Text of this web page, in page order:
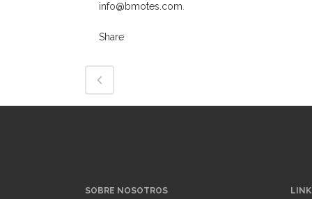
info@bmotes.com
Share
SOBRE NOSOTROS